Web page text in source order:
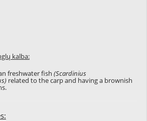
kalba:
freshwater fish (Scardinius
related to the carp and having a brownish